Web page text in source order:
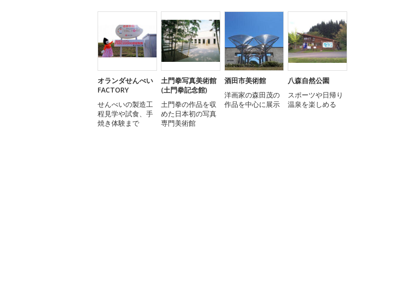
オランダせんべい
FACTORY
せんべいの製造工
程見学や試食、手
焼き体験まで
土門拳写真美術館
(土門拳記念館)
土門拳の作品を収
めた日本初の写真
専門美術館
酒田市美術館
洋画家の森田茂の
作品を中心に展示
八森自然公園
スポーツや日帰り
温泉を楽しめる